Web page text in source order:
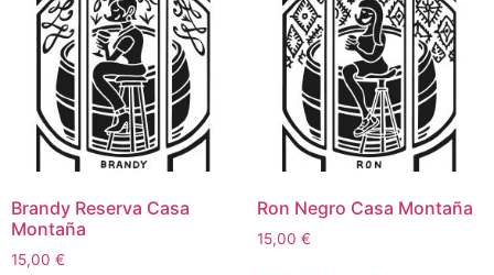
Brandy Reserva Casa
Montaña
15,00 €
Ron Negro Casa Montaña
15,00 €